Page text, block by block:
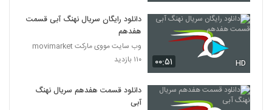
۰۰:۵۱ HD
دانلود رایگان سریال نهنگ آبی قسمت
هفدهم
وب سایت مووی مارکت movimarket
۱۱۰ بازدید
دانلود قسمت هفدهم سریال نهنگ
آبی